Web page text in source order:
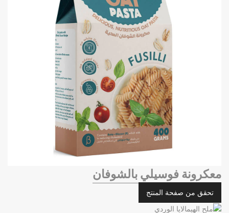
معكرونة فوسيلي بالشوفان
تحقق من صفحة المنتج